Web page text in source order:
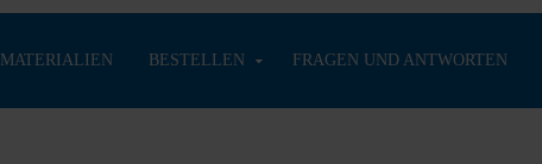
MATERIALIEN BESTELLEN FRAGEN UND ANTWORTEN